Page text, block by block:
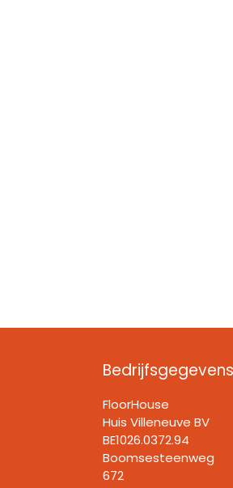
Bedrijfsgegevens
FloorHouse
Huis Villeneuve BV​
BE1026.0372.94
Boomsesteenweg
672